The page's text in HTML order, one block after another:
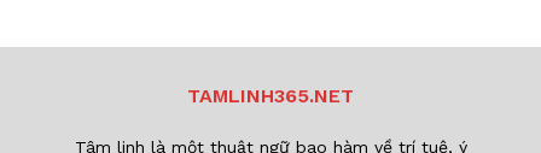
TAMLINH365.NET
Tâm linh là một thuật ngữ bao hàm về trí tuệ, ý